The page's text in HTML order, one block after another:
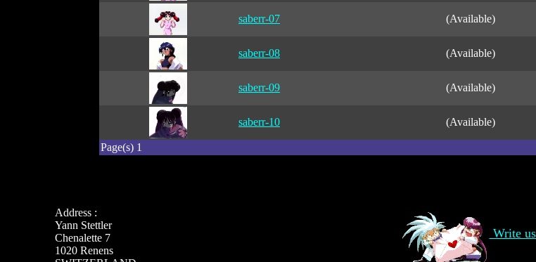
saberr-07 (Available)
saberr-08 (Available)
saberr-09 (Available)
saberr-10 (Available)
Page(s) 1
Address :
Yann Stettler
Chenalette 7
1020 Renens
Write